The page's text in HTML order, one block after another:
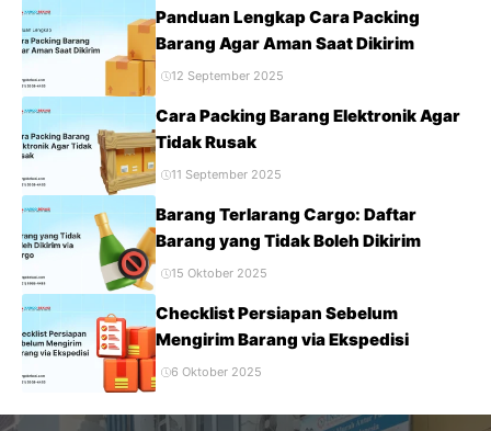
Panduan Lengkap Cara Packing
Barang Agar Aman Saat Dikirim
12 September 2025
Cara Packing Barang Elektronik Agar
Tidak Rusak
11 September 2025
Barang Terlarang Cargo: Daftar
Barang yang Tidak Boleh Dikirim
15 Oktober 2025
Checklist Persiapan Sebelum
Mengirim Barang via Ekspedisi
6 Oktober 2025